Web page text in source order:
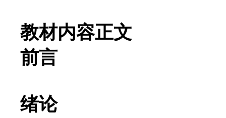
教材内容正文
前言
绪论